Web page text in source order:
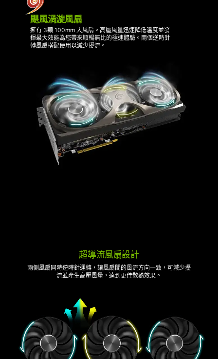
颶風渦漩風扇
擁有 3顆 100mm 大風扇。高壓風量迅速降低溫度並發
揮最大效能為您帶來順暢無比的極速體驗。兩個逆時針
轉風扇搭配使用以減少擾流。
超導流風扇設計
兩側風扇同時逆時針運轉，讓風扇間的風流方向一致，可減少擾
流並產生高壓風量，達到更佳散熱效果。